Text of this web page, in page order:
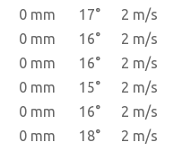
0 mm 17°
2 m/s
0 mm 16°
2 m/s
0 mm 16°
2 m/s
0 mm 15°
2 m/s
0 mm 16°
2 m/s
0 mm 18°
2 m/s